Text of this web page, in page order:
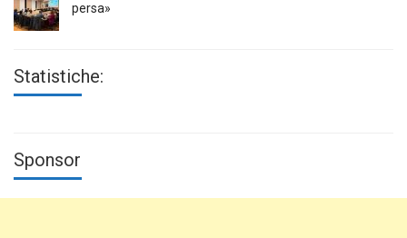
persa»
Statistiche:
Sponsor